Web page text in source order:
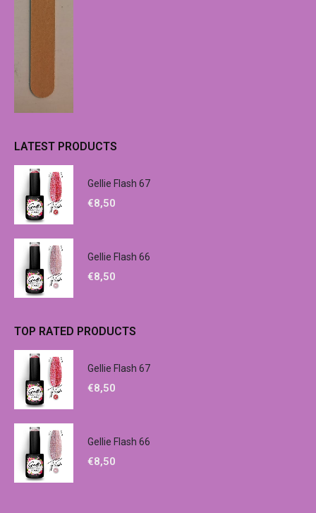
LATEST PRODUCTS
Gellie Flash 67
€8,50
Gellie Flash 66
€8,50
TOP RATED PRODUCTS
Gellie Flash 67
€8,50
Gellie Flash 66
€8,50